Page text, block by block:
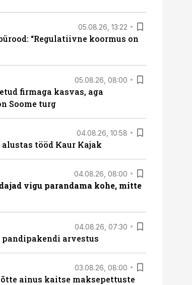
05.08.26, 13:22
“Regulatiivne koormus on
05.08.26, 08:00
firmaga kasvas, aga
Soome turg
04.08.26, 10:58
tööd Kaur Kajak
04.08.26, 08:00
vigu parandama kohe, mitte
04.08.26, 07:30
pandipakendi arvestus
03.08.26, 08:00
ainus kaitse maksepettuste